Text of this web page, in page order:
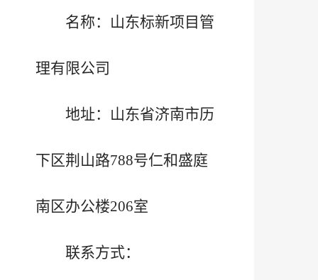
名称：山东标新项目管
理有限公司
地址：山东省济南市历
下区荆山路788号仁和盛庭
南区办公楼206室
联系方式：